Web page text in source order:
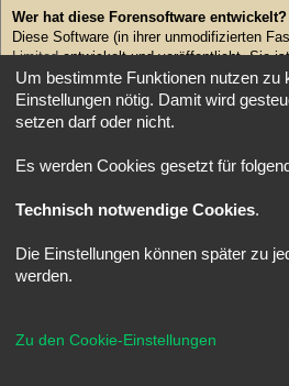
Wer hat diese Forensoftware entwickelt?
Diese Software (in ihrer unmodifizierten
Limitedentwickelt und veröffentlicht. Sie
Sie wurde unter der GNU General Public
veröffentlicht und kann frei vertrieben
auf der Seite von phpBB Limited
Nach oben
Warum ist Funktion x oder y nicht
dass eine Funktion implementiert werden
, wo du deine Stimme für bestehende
An wen soll ich mich wenden, falls es
Um bestimmte Funktionen nutzen zu
Einstellungen nötig. Damit wird
setzen darf oder nicht.
Es werden Cookies gesetzt für
Technisch notwendige Cookies.
Die Einstellungen können später zu
werden.
Zu den Cookie-Einstellungen